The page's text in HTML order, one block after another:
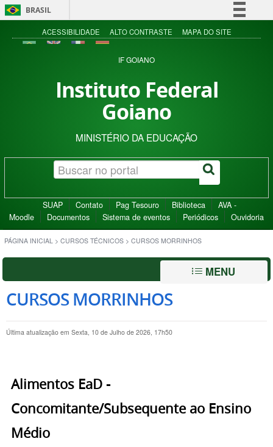
BRASIL
Simplifique!
Acesso à informação
ACESSIBILIDADE ALTO CONTRASTE MAPA DO SITE
IF GOIANO
Instituto Federal
Goiano
MINISTÉRIO DA EDUCAÇÃO
SUAP Contato Pag Tesouro Biblioteca
AVA -
Moodle
Documentos Sistema de eventos Periódicos Ouvidoria
PÁGINA INICIAL > CURSOS TÉCNICOS > CURSOS MORRINHOS
MENU
CURSOS MORRINHOS
Última atualização em Sexta, 10 de Julho de 2026, 17h50
Alimentos EaD -
Concomitante/Subsequente ao Ensino
Médio